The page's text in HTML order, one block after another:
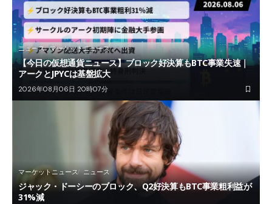
ニュース マーケットニュース
【今日の仮想通貨ニュース】ブロック好決算もBTC事業失速｜
アークとJPYCは基盤拡大
2026年08月06日 20時07分
マーケットニュース ニュース
ジャック・ドーシーのブロック、Q2好決算もBTC事業粗利益が
31%減